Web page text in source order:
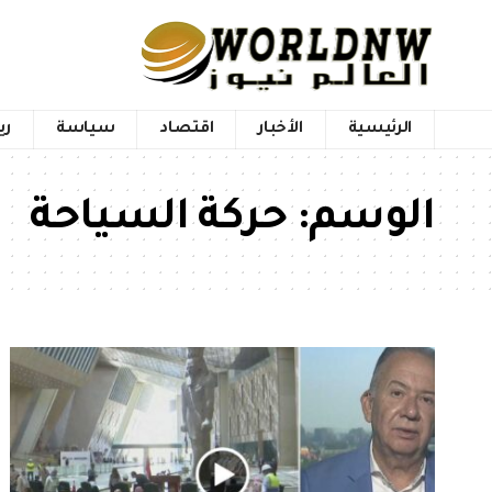
الرئيسية الأخبار اقتصاد سياسة
الوسم:حركة السياحة